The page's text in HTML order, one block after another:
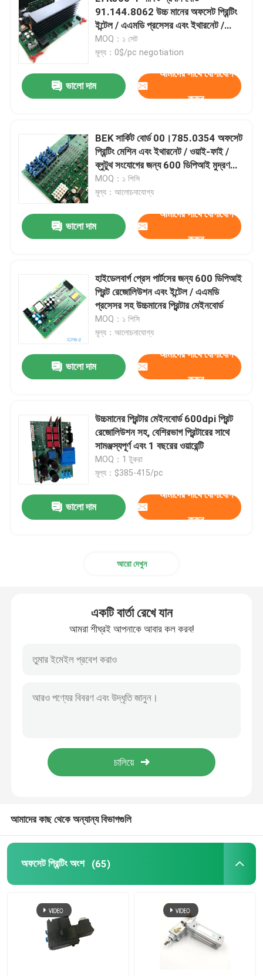
প্রিন্টিং মেশিন বিয়ারিং
অফসেট প্রেস অংশ
মুদ্রিত সার্কিট বোর্ড
অফসেট প্রিন্টিং স্পেয়ার
ভাঁজ মেশিন খুচরা যন্ত্রাংশ
কালি নালী শেষ ব্লক
91.144.8062 উচ্চ মানের অফসেট প্রিন্টিং
ইন্টেল / এএমডি প্রসেসর এবং ইথারনেট /
ওয়াই-ফাই / ব্লুটুথ সংযোগ সহ
MOQ：১ সেট
মূল্য：0$/pc negotiation
ভালো দাম
আমাদের সাথে যোগাযোগ
করুন
BEK সার্কিট বোর্ড 00।785.0354 অফসেট
প্রিন্টিং মেশিন এবং ইথারনেট / ওয়াই-ফাই /
ব্লুটুথ সংযোগের জন্য 600 ডিপিআই মুদ্রণ
রেজোলিউশন সহ প্রধান বোর্ড
MOQ：১ পিসি
মূল্য：আলোচনাযোগ্য
ভালো দাম
আমাদের সাথে যোগাযোগ
করুন
হাইডেলবার্গ প্রেস পার্টসের জন্য 600 ডিপিআই
প্রিন্ট রেজোলিউশন এবং ইন্টেল / এএমডি
প্রসেসর সহ উচ্চমানের প্রিন্টার মেইনবোর্ড
MOQ：১ পিসি
মূল্য：আলোচনাযোগ্য
ভালো দাম
আমাদের সাথে যোগাযোগ
করুন
উচ্চমানের প্রিন্টার মেইনবোর্ড 600dpi প্রিন্ট
রেজোলিউশন সহ, বেশিরভাগ প্রিন্টারের সাথে
সামঞ্জস্যপূর্ণ এবং 1 বছরের ওয়ারেন্টি
MOQ：1 টুকরা
মূল্য：$385-415/pc
ভালো দাম
আমাদের সাথে যোগাযোগ
করুন
আরো দেখুন
একটি বার্তা রেখে যান
আমরা শীঘ্রই আপনাকে আবার কল করব!
আমাদের কাছ থেকে অন্যান্য বিভাগগুলি
অফসেট প্রিন্টিং অংশ (65)